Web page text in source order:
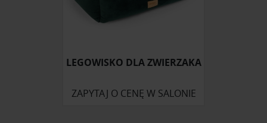
LEGOWISKO DLA ZWIERZAKA
ZAPYTAJ O CENĘ W SALONIE